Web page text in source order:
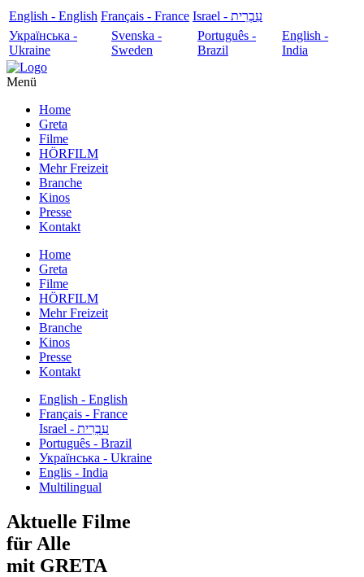
English - English Français - France
עִבְרִית - Israel
Українська -
Ukraine
Svenska -
Sweden
Português -
Brazil
English -
India
Menü
Home
Greta
Filme
HÖRFILM
Mehr Freizeit
Branche
Kinos
Presse
Kontakt
Home
Greta
Filme
HÖRFILM
Mehr Freizeit
Branche
Kinos
Presse
Kontakt
English - English
Français - France
עִבְרִית - Israel
Português - Brazil
Українська - Ukraine
Englis - India
Multilingual
Aktuelle Filme
für Alle
mit GRETA